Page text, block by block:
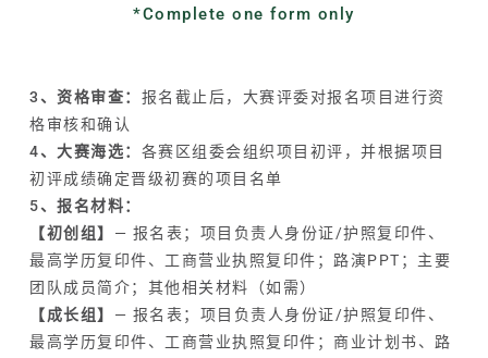
*Complete one form only
3、资格审查： 报名截止后，大赛评委对报名项目进行资
格审核和确认
4、大赛海选： 各赛区组委会组织项目初评，并根据项目
初评成绩确定晋级初赛的项目名单
5、报名材料：
【初创组】 — 报名表；项目负责人身份证/护照复印件、
最高学历复印件、工商营业执照复印件；路演PPT；主要
团队成员简介；其他相关材料（如需）
【成长组】 — 报名表；项目负责人身份证/护照复印件、
最高学历复印件、工商营业执照复印件；商业计划书、路